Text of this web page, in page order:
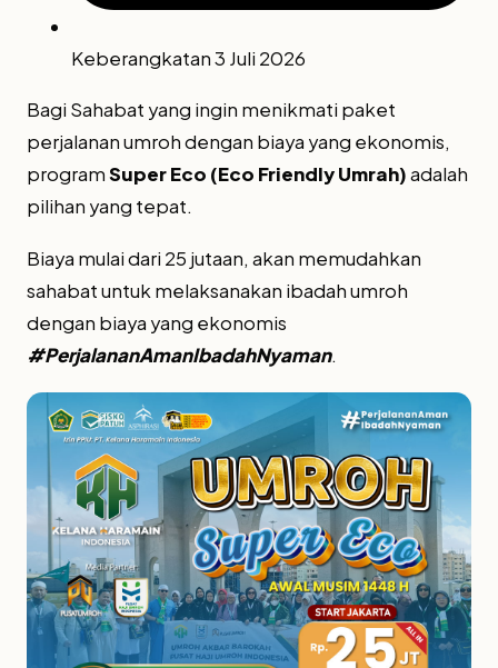
Keberangkatan 3 Juli 2026
Bagi Sahabat yang ingin menikmati paket
perjalanan umroh dengan biaya yang ekonomis,
programSuper Eco (Eco Friendly Umrah)adalah
pilihan yang tepat.
Biaya mulai dari 25 jutaan, akan memudahkan
sahabat untuk melaksanakan ibadah umroh
dengan biaya yang ekonomis
#PerjalananAmanIbadahNyaman.